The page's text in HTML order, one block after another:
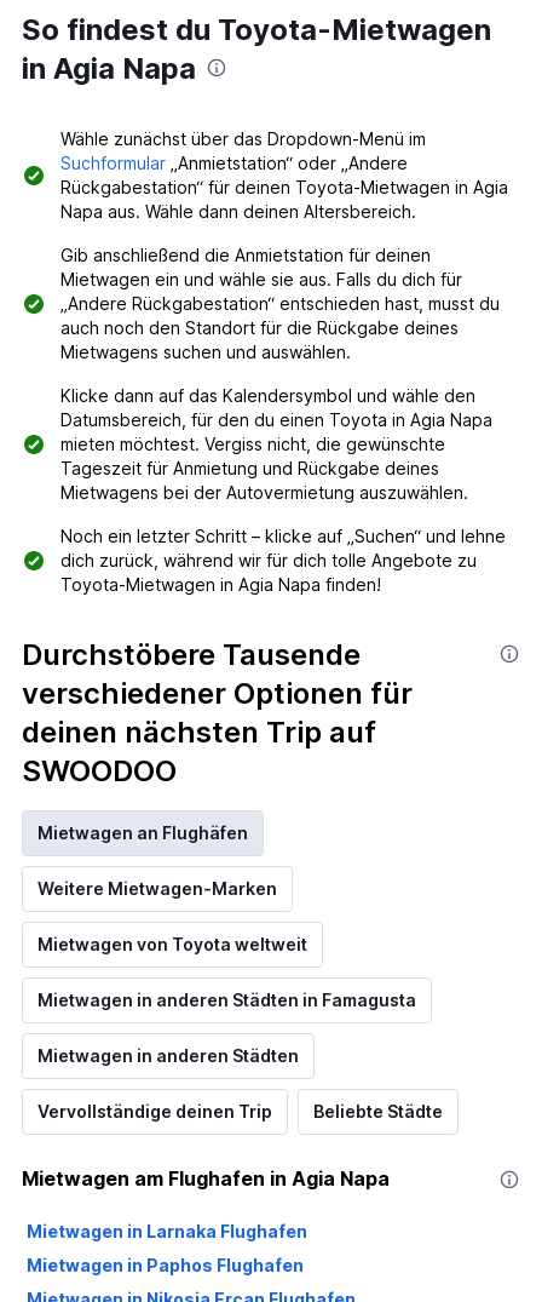
So findest du Toyota-Mietwagen
in Agia Napa
Wähle zunächst über das Dropdown-Menü im
Suchformular „Anmietstation“ oder „Andere
Rückgabestation“ für deinen Toyota-Mietwagen in Agia
Napa aus. Wähle dann deinen Altersbereich.
Gib anschließend die Anmietstation für deinen
Mietwagen ein und wähle sie aus. Falls du dich für
„Andere Rückgabestation“ entschieden hast, musst du
auch noch den Standort für die Rückgabe deines
Mietwagens suchen und auswählen.
Klicke dann auf das Kalendersymbol und wähle den
Datumsbereich, für den du einen Toyota in Agia Napa
mieten möchtest. Vergiss nicht, die gewünschte
Tageszeit für Anmietung und Rückgabe deines
Mietwagens bei der Autovermietung auszuwählen.
Noch ein letzter Schritt – klicke auf „Suchen“ und lehne
dich zurück, während wir für dich tolle Angebote zu
Toyota-Mietwagen in Agia Napa finden!
Durchstöbere Tausende
verschiedener Optionen für
deinen nächsten Trip auf
SWOODOO
Mietwagen an Flughäfen
Weitere Mietwagen-Marken
Mietwagen von Toyota weltweit
Mietwagen in anderen Städten in Famagusta
Mietwagen in anderen Städten
Vervollständige deinen Trip Beliebte Städte
Mietwagen am Flughafen in Agia Napa
Mietwagen in Larnaka Flughafen
Mietwagen in Paphos Flughafen